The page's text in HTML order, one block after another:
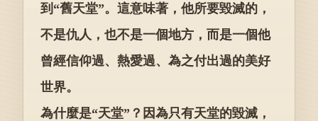
到“舊天堂”。這意味著，他所要毀滅的，
不是仇人，也不是一個地方，而是一個他
曾經信仰過、熱愛過、為之付出過的美好
世界。
為什麼是“天堂”？因為只有天堂的毀滅，